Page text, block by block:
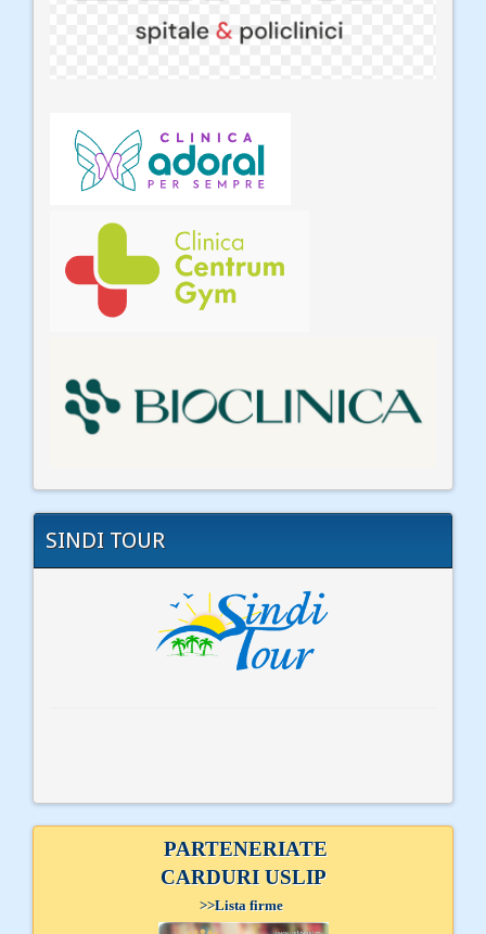
SINDI TOUR
PARTENERIATE
CARDURI USLIP
>>Lista firme